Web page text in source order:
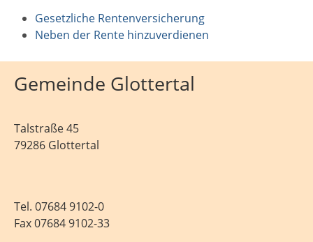
Gesetzliche Rentenversicherung
Neben der Rente hinzuverdienen
Gemeinde Glottertal
Talstraße 45
79286 Glottertal
Tel. 07684 9102-0
Fax 07684 9102-33